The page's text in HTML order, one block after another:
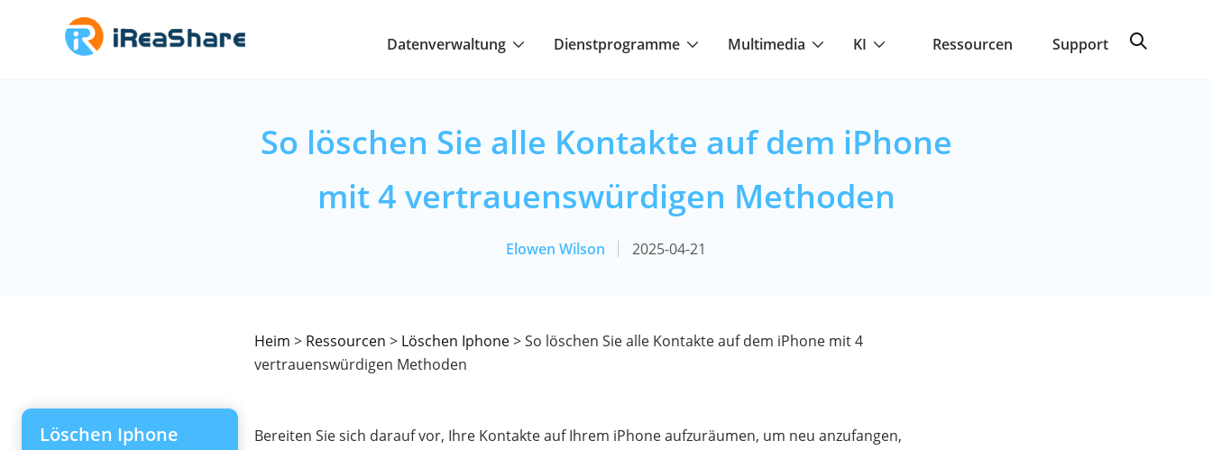
Datenverwaltung Dienstprogramme Multimedia KI Ressourcen Support
So löschen Sie alle Kontakte auf dem iPhone
mit 4 vertrauenswürdigen Methoden
Elowen Wilson 2025-04-21
Heim > Ressourcen > Löschen Iphone> So löschen Sie alle Kontakte auf dem iPhone mit 4
vertrauenswürdigen Methoden
Löschen Iphone
Bereiten Sie sich darauf vor, Ihre Kontakte auf Ihrem iPhone aufzuräumen, um neu anzufangen,